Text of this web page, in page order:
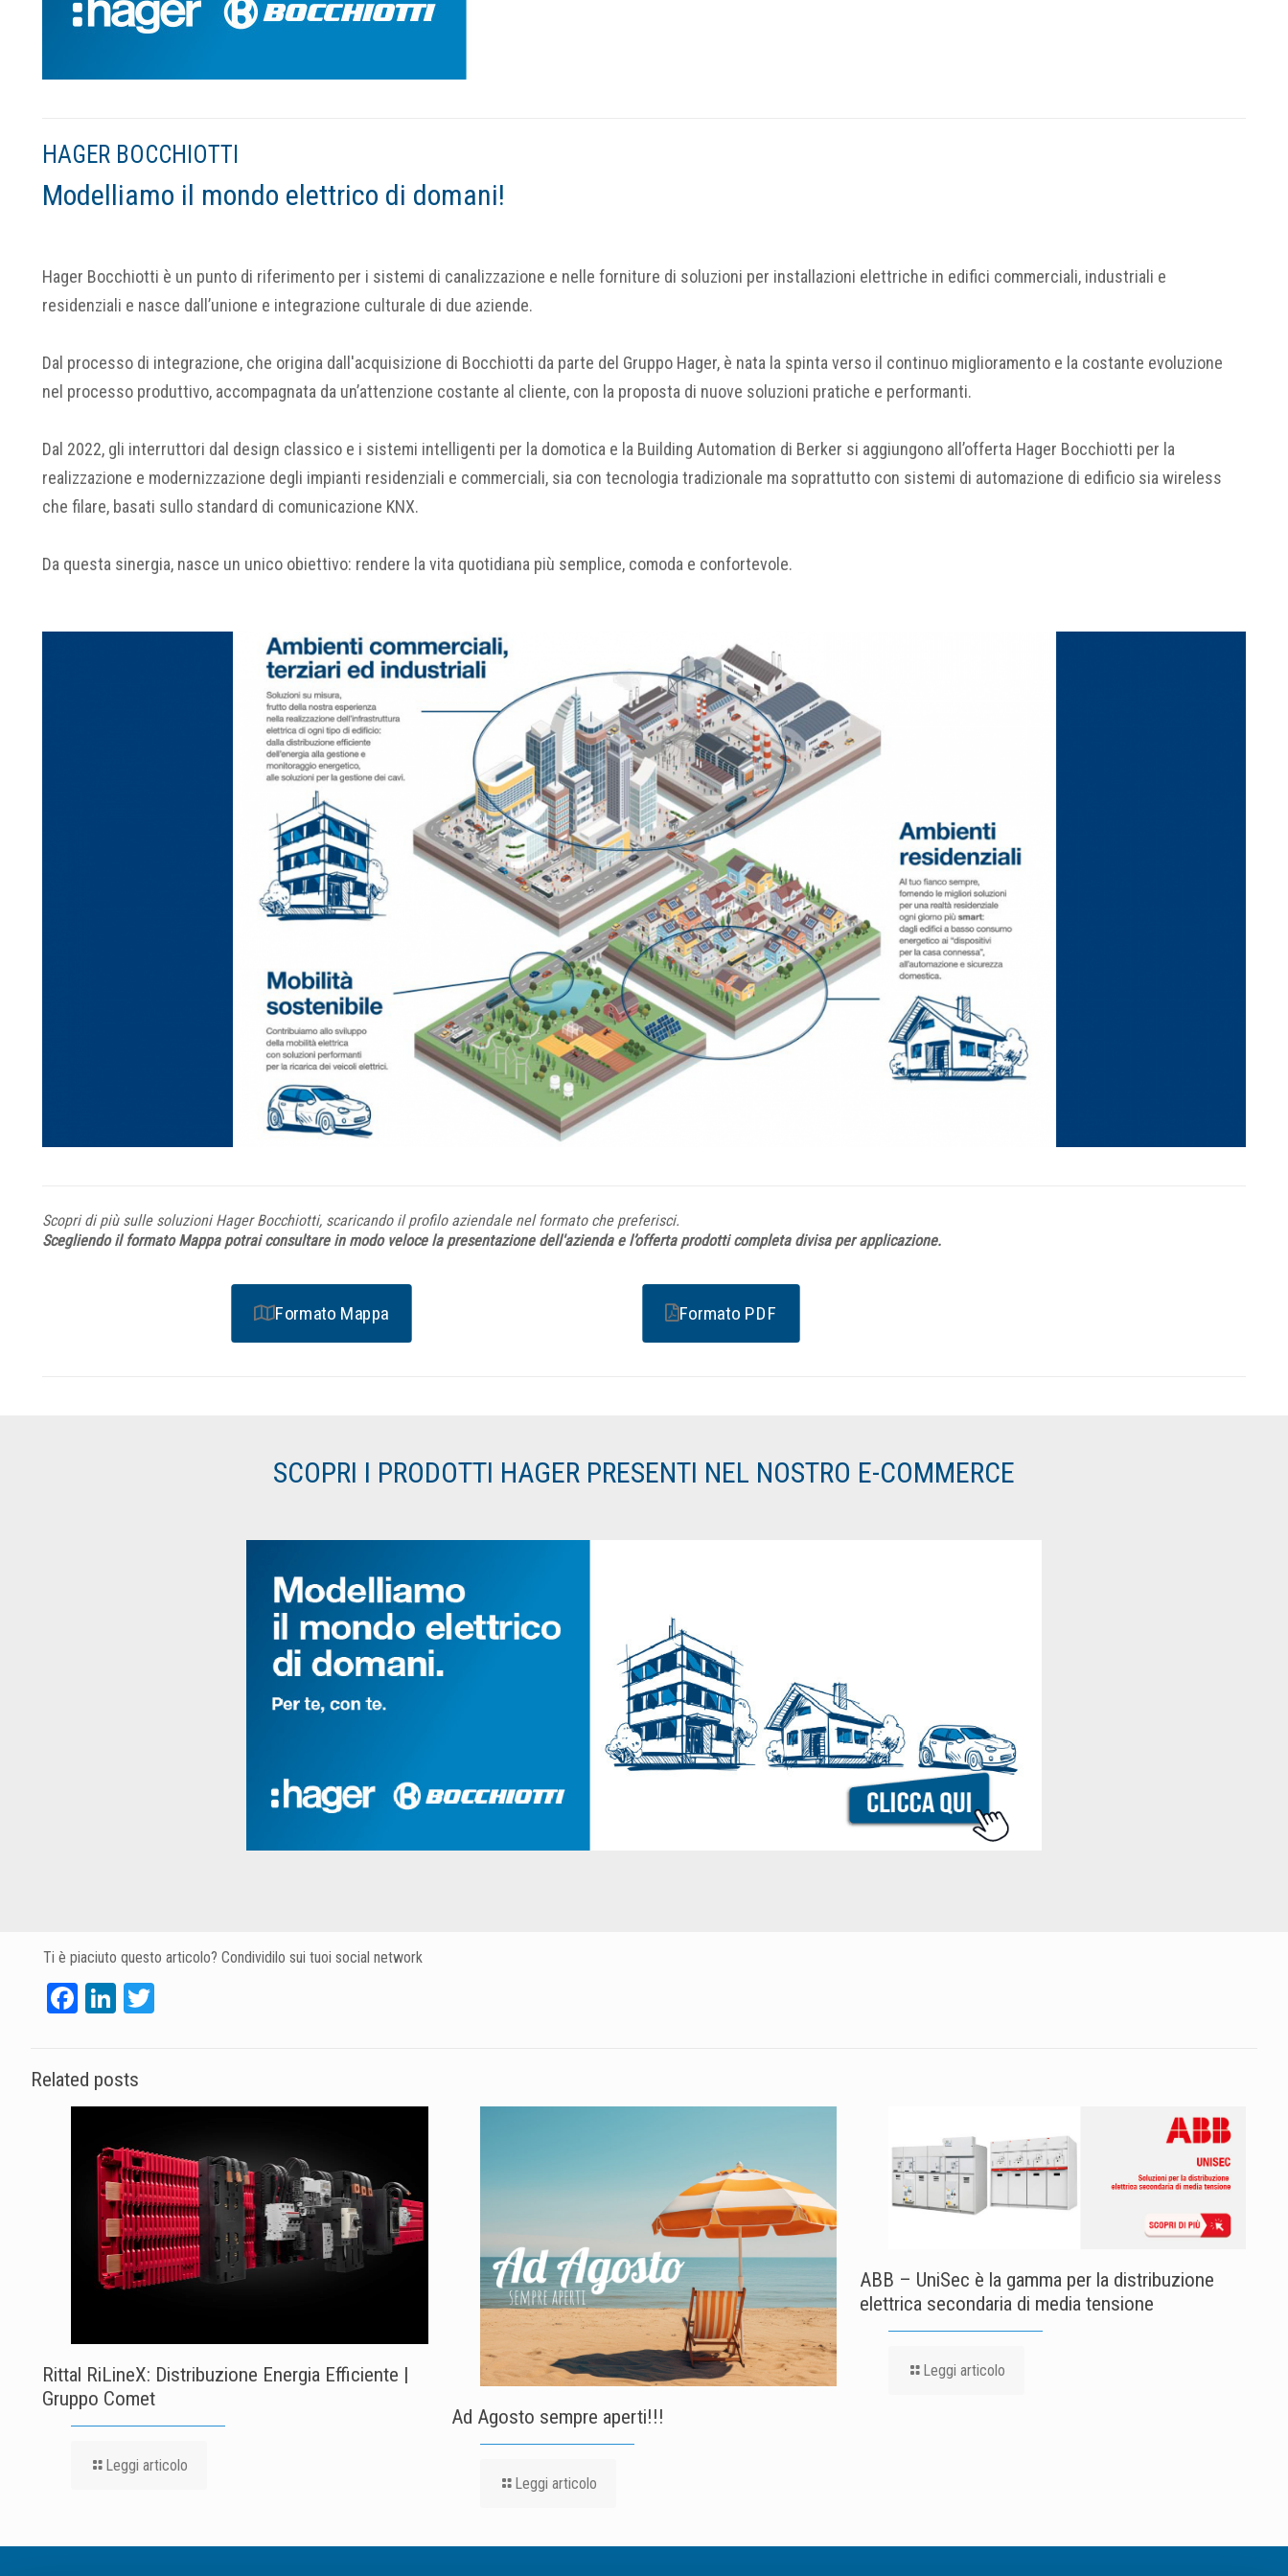
HAGER BOCCHIOTTI
Modelliamo il mondo elettrico di domani!
Hager Bocchiotti è un punto di riferimento per i sistemi di canalizzazione e nelle forniture di soluzioni per installazioni elettriche in edifici commerciali, industriali e
residenziali e nasce dall’unione e integrazione culturale di due aziende.
Dal processo di integrazione, che origina dall'acquisizione di Bocchiotti da parte del Gruppo Hager, è nata la spinta verso il continuo miglioramento e la costante evoluzione
nel processo produttivo, accompagnata da un’attenzione costante al cliente, con la proposta di nuove soluzioni pratiche e performanti.
Dal 2022, gli interruttori dal design classico e i sistemi intelligenti per la domotica e la Building Automation di Berker si aggiungono all’offerta Hager Bocchiotti per la
realizzazione e modernizzazione degli impianti residenziali e commerciali, sia con tecnologia tradizionale ma soprattutto con sistemi di automazione di edificio sia wireless
che filare, basati sullo standard di comunicazione KNX.
Da questa sinergia, nasce un unico obiettivo: rendere la vita quotidiana più semplice, comoda e confortevole.
Scopri di più sulle soluzioni Hager Bocchiotti, scaricando il profilo aziendale nel formato che preferisci.
Scegliendo il formato Mappa potrai consultare in modo veloce la presentazione dell'azienda e l’offerta prodotti completa divisa per applicazione.
Formato Mappa Formato PDF
SCOPRI I PRODOTTI HAGER PRESENTI NEL NOSTRO E-COMMERCE
Ti è piaciuto questo articolo? Condividilo sui tuoi social network
Facebook
LinkedIn
Twitter
Related posts
Rittal RiLineX: Distribuzione Energia Efficiente |
Gruppo Comet
Leggi articolo
Ad Agosto sempre aperti!!!
Leggi articolo
ABB – UniSec è la gamma per la distribuzione
elettrica secondaria di media tensione
Leggi articolo